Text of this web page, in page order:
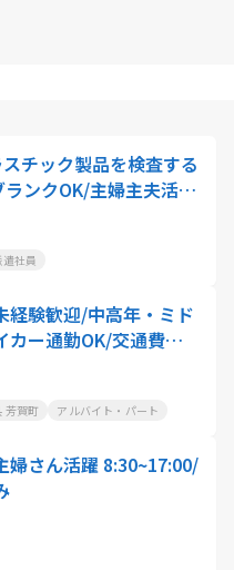
チック製品を検査する
ンクOK/主婦主夫活
遣社員
経験歓迎/中高年・ミド
カー通勤OK/交通費あ
芳賀町 アルバイト・パート
婦さん活躍 8:30~17:00/